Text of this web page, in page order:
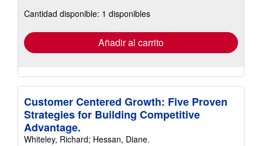
las
tarifas
envío
Cantidad disponible: 1 disponibles
Añadir al carrito
Customer Centered Growth: Five Proven
Strategies for Building Competitive
Advantage.
Whiteley, Richard; Hessan, Diane.